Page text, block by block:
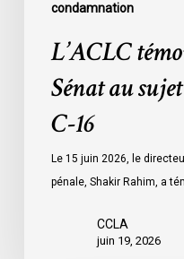
condamnation
L’ACLC
Sénat au
C-16
Le 15 juin 2026, le
pénale, Shakir Rahim, a
CCLA
juin 19, 2026